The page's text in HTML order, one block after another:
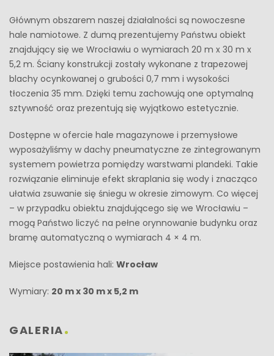
Głównym obszarem naszej działalności są nowoczesne
hale namiotowe. Z dumą prezentujemy Państwu obiekt
znajdujący się we Wrocławiu o wymiarach 20 m x 30 m x
5,2 m. Ściany konstrukcji zostały wykonane z trapezowej
blachy ocynkowanej o grubości 0,7 mm i wysokości
tłoczenia 35 mm. Dzięki temu zachowują one optymalną
sztywność oraz prezentują się wyjątkowo estetycznie.
Dostępne w ofercie hale magazynowe i przemysłowe
wyposażyliśmy w dachy pneumatyczne ze zintegrowanym
systemem powietrza pomiędzy warstwami plandeki. Takie
rozwiązanie eliminuje efekt skraplania się wody i znacząco
ułatwia zsuwanie się śniegu w okresie zimowym. Co więcej
– w przypadku obiektu znajdującego się we Wrocławiu –
mogą Państwo liczyć na pełne orynnowanie budynku oraz
bramę automatyczną o wymiarach 4 × 4 m.
Miejsce postawienia hali: Wrocław
Wymiary: 20 m x 30 m x 5,2 m
GALERIA